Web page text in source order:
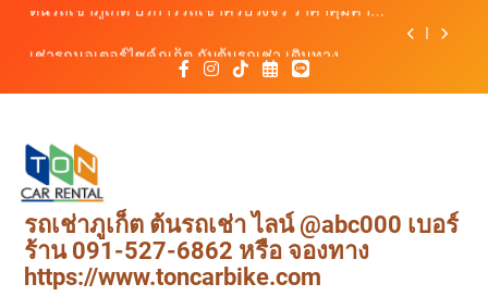
content
สะดวก ราคาประหยัด เริ่มต้นเพียง 150 บาท/วัน
ต้นรถเช่า ครบทุกฟังก์ชันการใช้งาน ครบทุกประเภท
รถ ตอบโจทย์ทุกการเดินทางในภูเก็ต
สิงหาคม–ตุลาคม 2569
ต้นรถเช่าภูเก็ต บริการรถเช่าครบวงจร ราคาคุ้มค่า
เดินทางสะดวกทุกเส้นทาง
เช่ารถมอเตอร์ไซค์ภูเก็ต กับต้นรถเช่า เดินทาง
สะดวก ราคาประหยัด เริ่มต้นเพียง 150 บาท/วัน
ต้นรถเช่า ครบทุกฟังก์ชันการใช้งาน ครบทุกประเภท
รถ ตอบโจทย์ทุกการเดินทางในภูเก็ต
รถเช่าภูเก็ต ต้นรถเช่า ไลน์ @abc000 เบอร์
ร้าน 091-527-6862 หรือ จองทาง
https://www.toncarbike.com